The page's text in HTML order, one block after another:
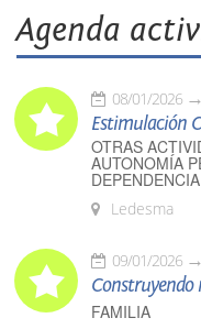
Agenda
08/01/2026
Estimulación
OTRAS
AUTONOMÍA
DEPENDENCIA
Ledesma
09/01/2026
FAMILIA